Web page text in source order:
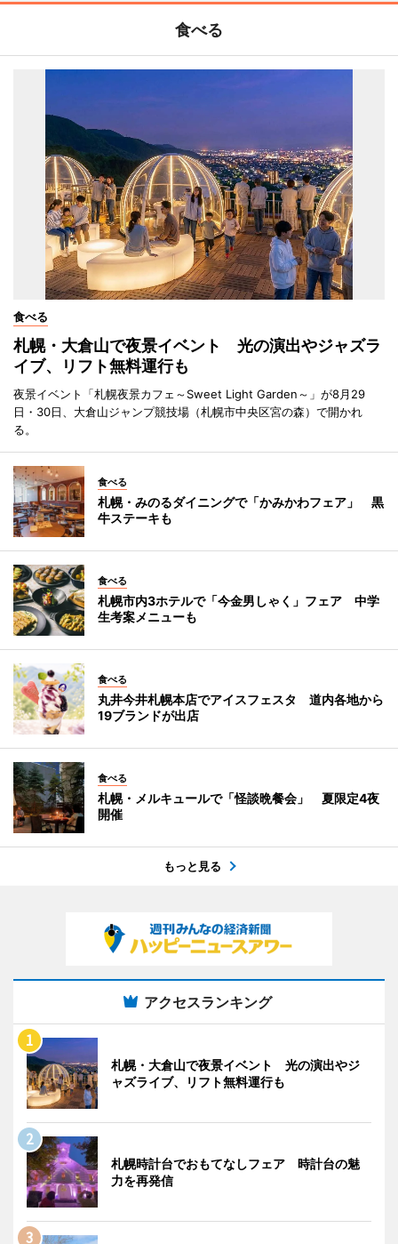
食べる
食べる
札幌・大倉山で夜景イベント 光の演出やジャズラ
イブ、リフト無料運行も
夜景イベント「札幌夜景カフェ～Sweet Light Garden～」が8月29
日・30日、大倉山ジャンプ競技場（札幌市中央区宮の森）で開かれ
る。
食べる
札幌・みのるダイニングで「かみかわフェア」 黒
牛ステーキも
食べる
札幌市内3ホテルで「今金男しゃく」フェア 中学
生考案メニューも
食べる
丸井今井札幌本店でアイスフェスタ 道内各地から
19ブランドが出店
食べる
札幌・メルキュールで「怪談晩餐会」 夏限定4夜
開催
もっと見る
アクセスランキング
札幌・大倉山で夜景イベント 光の演出やジ
ャズライブ、リフト無料運行も
札幌時計台でおもてなしフェア 時計台の魅
力を再発信